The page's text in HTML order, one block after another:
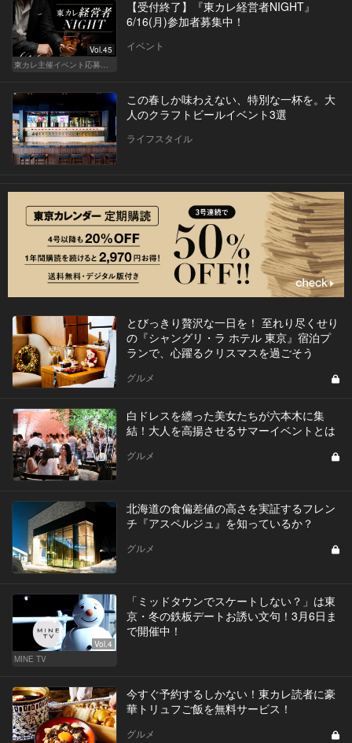
Vol.45
東カレ主催イベント応募詳細記事一覧
【受付終了】『東カレ経営者NIGHT』
6/16(月)参加者募集中！
イベント
この春しか味わえない、特別な一杯を。大
人のクラフトビールイベント3選
ライフスタイル
とびっきり贅沢な一日を！ 至れり尽くせり
の『シャングリ・ラ ホテル 東京』宿泊プ
ランで、心躍るクリスマスを過ごそう
グルメ
白ドレスを纏った美女たちが六本木に集
結！大人を高揚させるサマーイベントとは
グルメ
北海道の食偏差値の高さを実証するフレン
チ『アスペルジュ』を知っているか？
グルメ
Vol.4
MINE TV
「ミッドタウンでスケートしない？」は東
京・冬の鉄板デートお誘い文句！3月6日ま
で開催中！
今すぐ予約するしかない！東カレ読者に豪
華トリュフご飯を無料サービス！
グルメ